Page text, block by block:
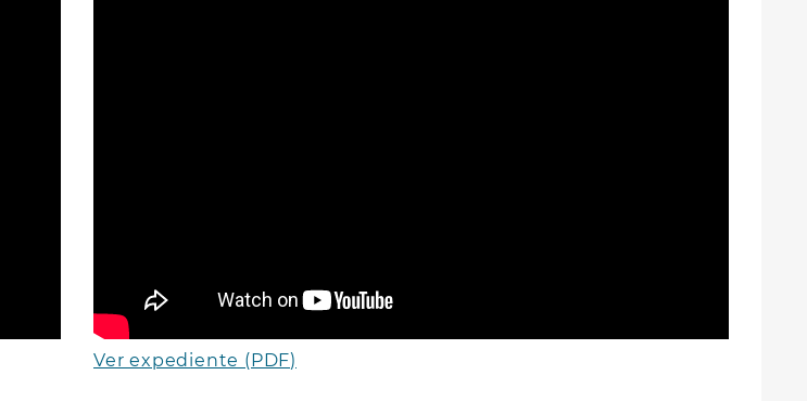
Ver expediente (PDF)